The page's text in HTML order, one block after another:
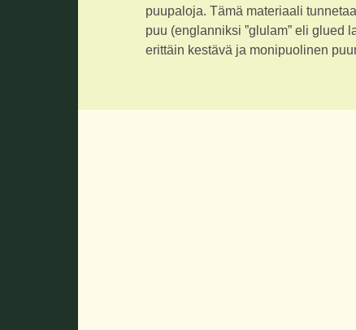
puupaloja. Tämä materiaali
puu (englanniksi ”glulam” eli glued
erittäin kestävä ja monipuolinen